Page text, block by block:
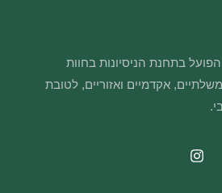
בתחנת הניסיונות בחוות
אקדמיים ואזוריים, לטובת